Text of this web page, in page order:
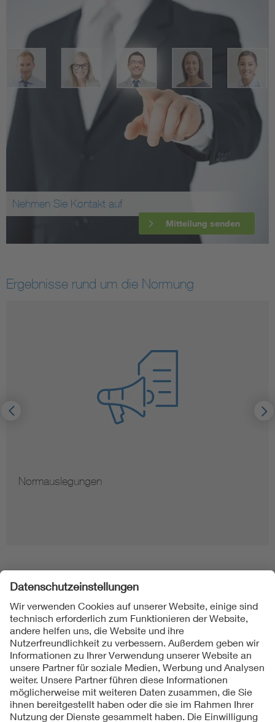
Nehmen Sie Kontakt auf
Mitteilung senden
Ergebnisse rund um die Normung
Normauslegungen
Folgen Sie uns